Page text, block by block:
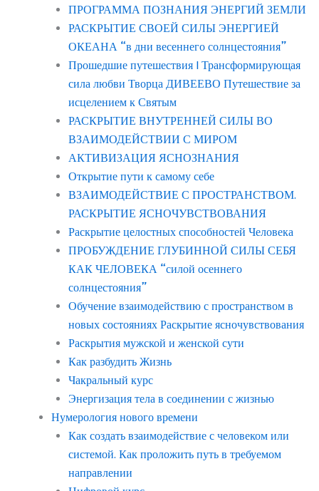
ПРОГРАММА ПОЗНАНИЯ ЭНЕРГИЙ ЗЕМЛИ
РАСКРЫТИЕ СВОЕЙ СИЛЫ ЭНЕРГИЕЙ
ОКЕАНА “в дни весеннего солнцестояния”
Прошедшие путешествия | Трансформирующая
сила любви Творца ДИВЕЕВО Путешествие за
исцелением к Святым
РАСКРЫТИЕ ВНУТРЕННЕЙ СИЛЫ ВО
ВЗАИМОДЕЙСТВИИ С МИРОМ
АКТИВИЗАЦИЯ ЯСНОЗНАНИЯ
Открытие пути к самому себе
ВЗАИМОДЕЙСТВИЕ С ПРОСТРАНСТВОМ.
РАСКРЫТИЕ ЯСНОЧУВСТВОВАНИЯ
Раскрытие целостных способностей Человека
ПРОБУЖДЕНИЕ ГЛУБИННОЙ СИЛЫ СЕБЯ
КАК ЧЕЛОВЕКА “силой осеннего
солнцестояния”
Обучение взаимодействию с пространством в
новых состояниях Раскрытие ясночувствования
Раскрытия мужской и женской сути
Как разбудить Жизнь
Чакральный курс
Энергизация тела в соединении с жизнью
Нумерология нового времени
Как создать взаимодействие с человеком или
системой. Как проложить путь в требуемом
направлении